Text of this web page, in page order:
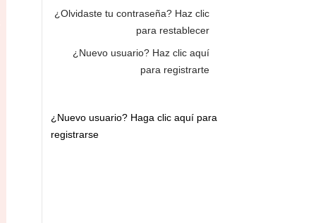
¿Olvidaste tu contraseña? Haz clic
para restablecer
¿Nuevo usuario? Haz clic aquí
para registrarte
¿Nuevo usuario? Haga clic aquí para
registrarse